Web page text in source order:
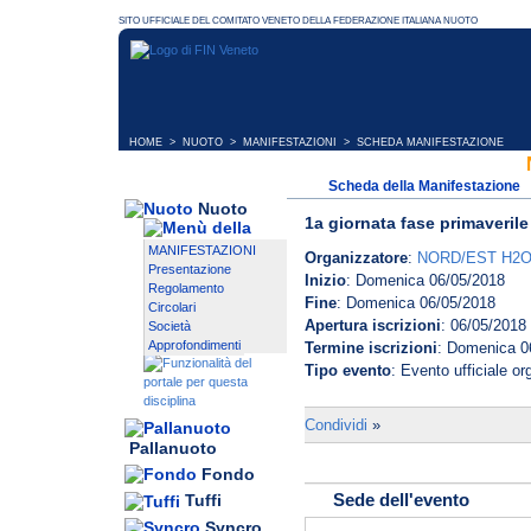
HOME > NUOTO > MANIFESTAZIONI > SCHEDA MANIFESTAZIONE
Nuoto
MANIFESTAZIONI
Presentazione
Regolamento
Circolari
Società
Approfondimenti
Pallanuoto
Fondo
Tuffi
Scheda della Manifestazione
1a giornata fase
Organizzatore: NORD/EST H2O
Inizio: Domenica 06/05/2018
Fine: Domenica 06/05/2018
Apertura iscrizioni: 06/05/2018
Termine iscrizioni: Domenica
Tipo evento: Evento ufficiale
Condividi »
Sede dell'evento